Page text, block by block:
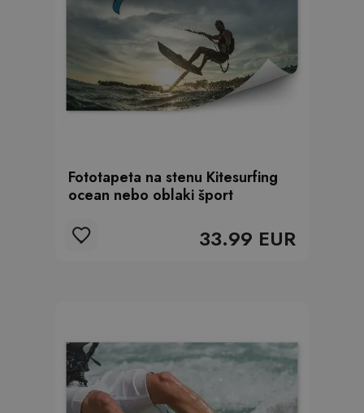
Fototapeta na stenu Kitesurfing
ocean nebo oblaki šport
33.99 EUR